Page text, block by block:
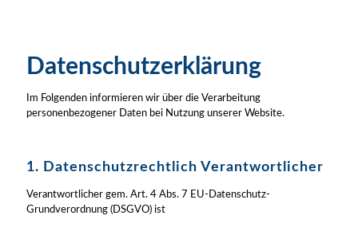
Datenschutzerklärung
Im Folgenden informieren wir über die Verarbeitung
personenbezogener Daten bei Nutzung unserer Website.
1. Datenschutzrechtlich Verantwortlicher
Verantwortlicher gem. Art. 4 Abs. 7 EU-Datenschutz-
Grundverordnung (DSGVO) ist